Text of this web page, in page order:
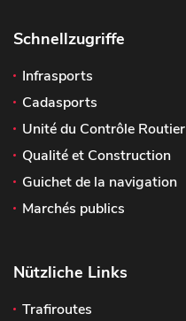
Schnellzugriffe
Infrasports
Cadasports
Unité du Contrôle Routier
Qualité et Construction
Guichet de la navigation
Marchés publics
Nützliche Links
Trafiroutes